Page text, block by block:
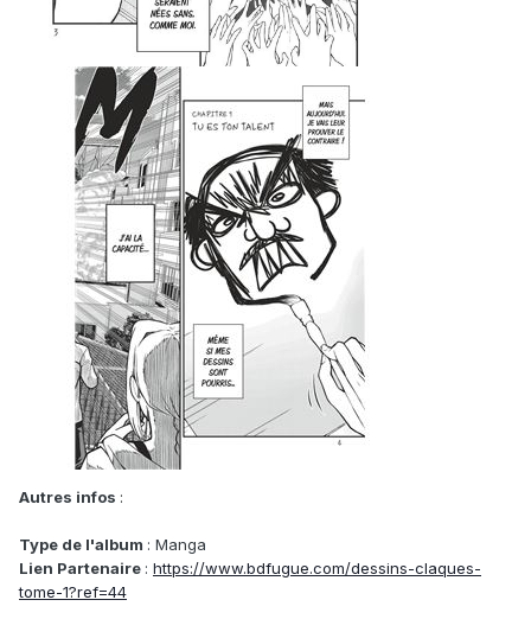
Autres infos :
Type de l'album : Manga
Lien Partenaire : https://www.bdfugue.com/dessins-claques-
tome-1?ref=44